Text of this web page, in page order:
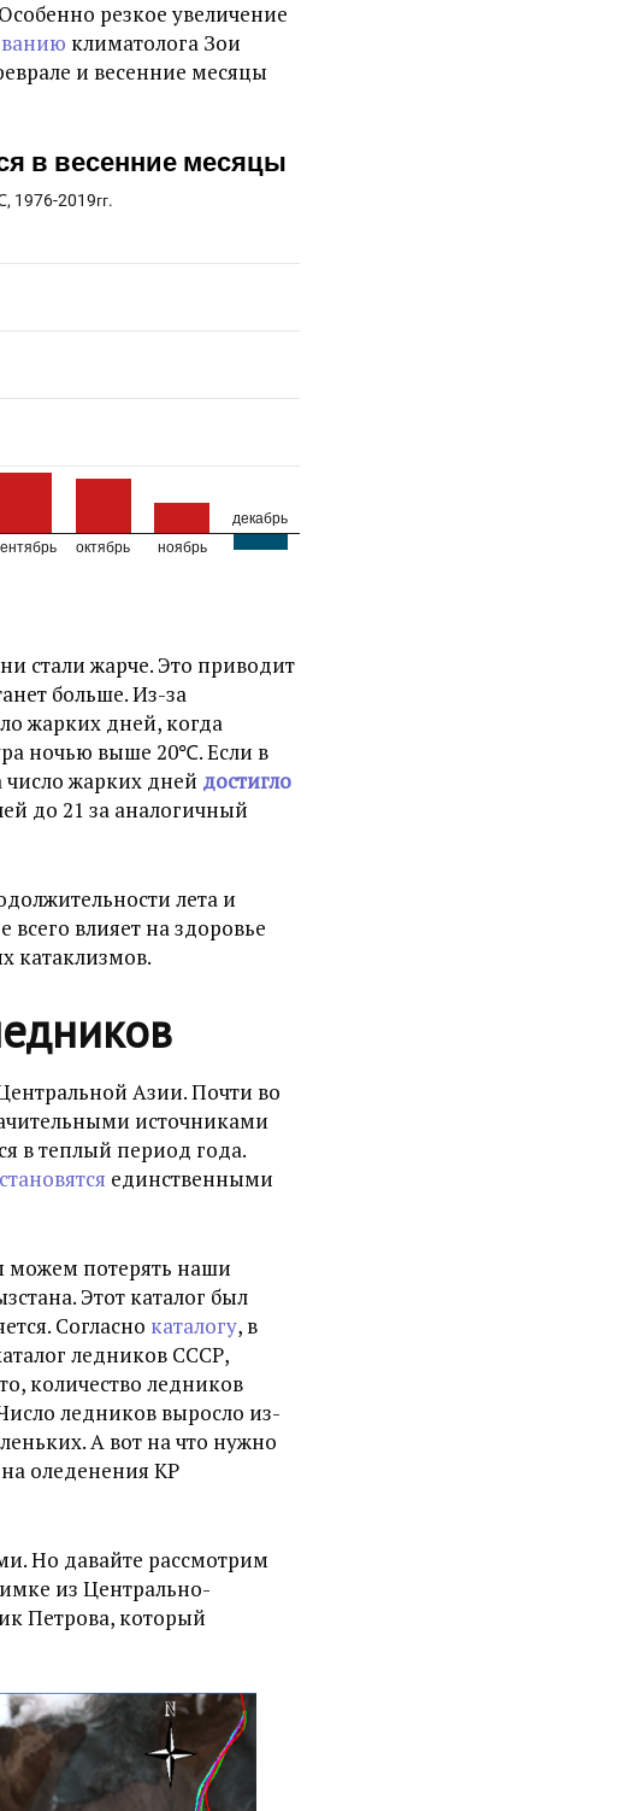
резкое увеличение
климатолога Зои
и весенние месяцы
стали жарче. Это приводит
больше. Из-за
жарких дней, когда
ночью выше 20℃. Если в
число жарких дней достигло
до 21 за аналогичный
лета и
всего влияет на здоровье
катаклизмов.
Азии. Почти во
источниками
в теплый период года.
становятся единственными
можем потерять наши
Этот каталог был
Согласно каталогу, в
ледников СССР,
количество ледников
ледников выросло из-
А вот на что нужно
оледенения КР
Но давайте рассмотрим
из Центрально-
Петрова, который